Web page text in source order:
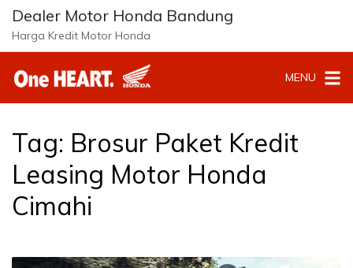
Langsung
konten
Dealer Motor Honda Bandung
Harga Kredit Motor Honda
MENU
Tag: Brosur Paket Kredit
Leasing Motor Honda
Cimahi